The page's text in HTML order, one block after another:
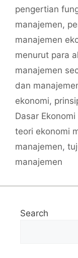
pengertian
manajemen,
manajemen
menurut para
manajemen
dan
ekonomi,
Dasar
teori ekonomi
manajemen,
manajemen
Search